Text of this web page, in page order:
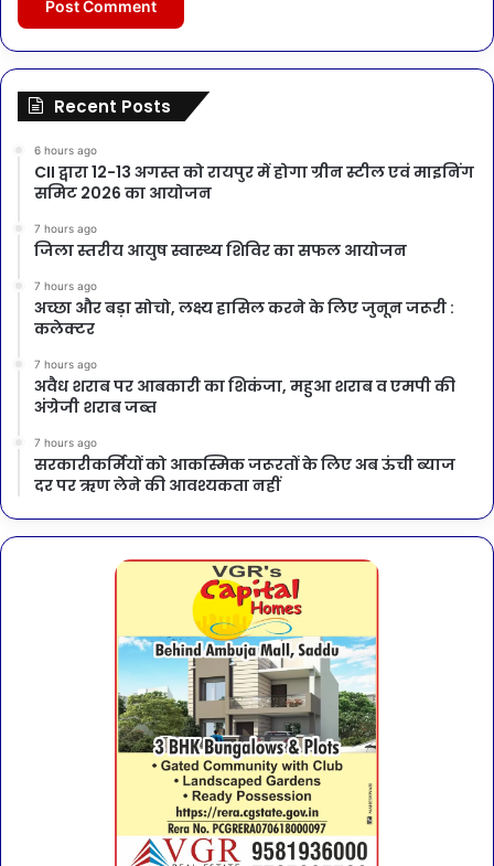
Recent Posts
6 hours ago
CII द्वारा 12-13 अगस्त को रायपुर में होगा ग्रीन स्टील एवं माइनिंग
समिट 2026 का आयोजन
7 hours ago
जिला स्तरीय आयुष स्वास्थ्य शिविर का सफल आयोजन
7 hours ago
अच्छा और बड़ा सोचो, लक्ष्य हासिल करने के लिए जुनून जरूरी :
कलेक्टर
7 hours ago
अवैध शराब पर आबकारी का शिकंजा, महुआ शराब व एमपी की
अंग्रेजी शराब जब्त
7 hours ago
सरकारीकर्मियों को आकस्मिक जरूरतों के लिए अब ऊंची ब्याज
दर पर ऋण लेने की आवश्यकता नहीं